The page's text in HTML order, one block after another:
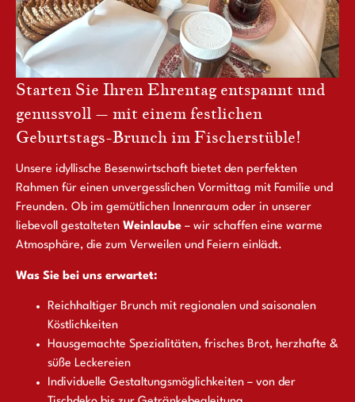
Starten Sie Ihren Ehrentag entspannt und
genussvoll – mit einem festlichen
Geburtstags-Brunch im Fischerstüble!
Unsere idyllische Besenwirtschaft bietet den perfekten
Rahmen für einen unvergesslichen Vormittag mit Familie und
Freunden. Ob im gemütlichen Innenraum oder in unserer
liebevoll gestalteten Weinlaube – wir schaffen eine warme
Atmosphäre, die zum Verweilen und Feiern einlädt.
Was Sie bei uns erwartet:
Reichhaltiger Brunch mit regionalen und saisonalen
Köstlichkeiten
Hausgemachte Spezialitäten, frisches Brot, herzhafte &
süße Leckereien
Individuelle Gestaltungsmöglichkeiten – von der